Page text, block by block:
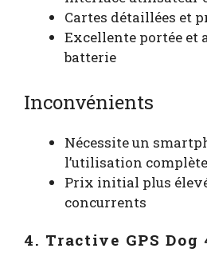
Cartes détaillées et
Excellente portée et
batterie
Inconvénients
Nécessite un
l’utilisation complète
Prix initial plus
concurrents
4. Tractive GPS Dog